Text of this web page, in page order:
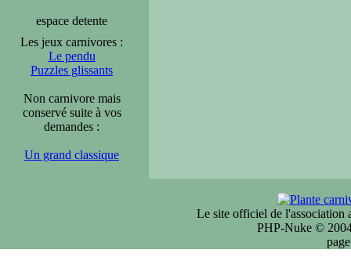
espace detente
Les jeux carnivores :
Le pendu
Puzzles glissants
Non carnivore mais
conservé suite à vos
demandes :
Un grand classique
Le site officiel de l'association
PHP-Nuke ©